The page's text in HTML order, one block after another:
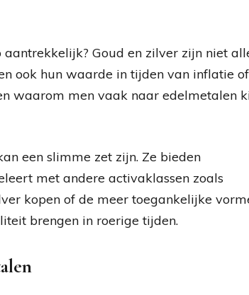
Goud en zilver zijn niet
ook hun waarde in tijden van inflatie of
waarom men vaak naar edelmetalen
een slimme zet zijn. Ze bieden
met andere activaklassen zoals
kopen of de meer toegankelijke
brengen in roerige tijden.